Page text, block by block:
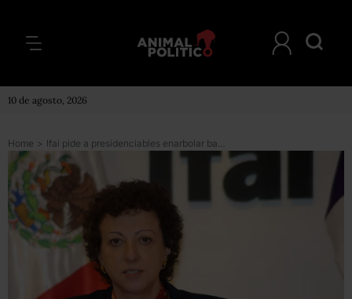
10 de agosto, 2026
Home > Ifai pide a presidenciables enarbolar bandera de la transparencia